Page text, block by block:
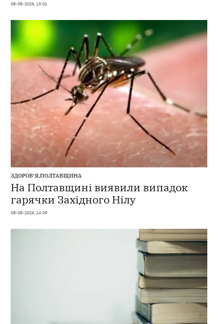
08-08-2026, 15:01
ЗДОРОВ'Я,ПОЛТАВЩИНА
На Полтавщині виявили випадок
гарячки Західного Нілу
08-08-2026, 14:09